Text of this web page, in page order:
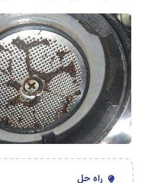
راه حل